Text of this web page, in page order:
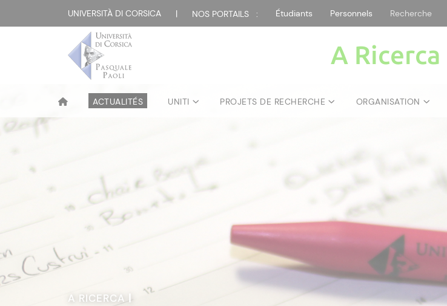
UNIVERSITÀ DI CORSICA | NOS PORTAILS : Étudiants Personnels Recherche
A Ricerca |
ACTUALITÉS UNITI PROJETS DE RECHERCHE ORGANISATION
A RICERCA|